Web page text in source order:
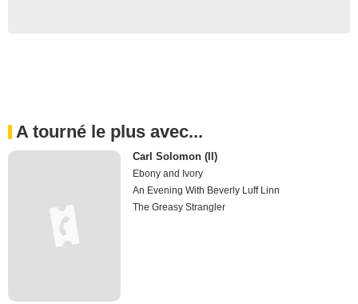
A tourné le plus avec...
Carl Solomon (II)
Ebony and Ivory
An Evening With Beverly Luff Linn
The Greasy Strangler